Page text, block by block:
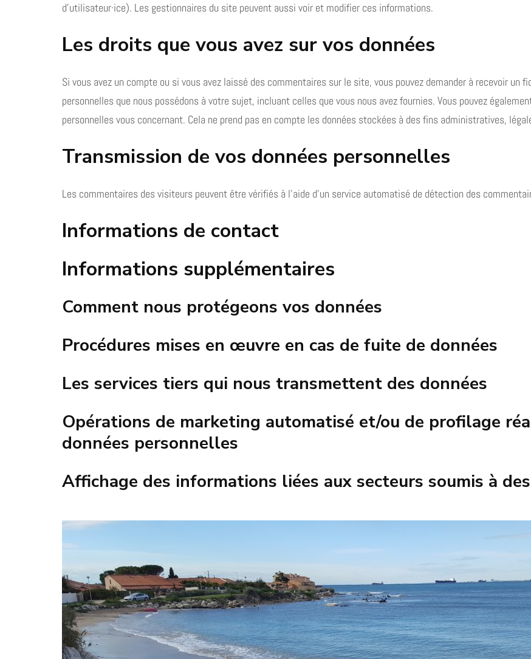
d’utilisateur·ice). Les gestionnaires du site peuvent aussi voir et modifier ces informations.
Les droits que vous avez sur vos données
Si vous avez un compte ou si vous avez laissé des commentaires sur le site, vous pouvez demander à recevoir un
personnelles que nous possédons à votre sujet, incluant celles que vous nous avez fournies. Vous pouvez
personnelles vous concernant. Cela ne prend pas en compte les données stockées à des fins administratives,
Transmission de vos données personnelles
Les commentaires des visiteurs peuvent être vérifiés à l’aide d’un service automatisé de détection des
Informations de contact
Informations supplémentaires
Comment nous protégeons vos données
Procédures mises en œuvre en cas de fuite de données
Les services tiers qui nous transmettent des données
Opérations de marketing automatisé et/ou de profilage
données personnelles
Affichage des informations liées aux secteurs soumis à